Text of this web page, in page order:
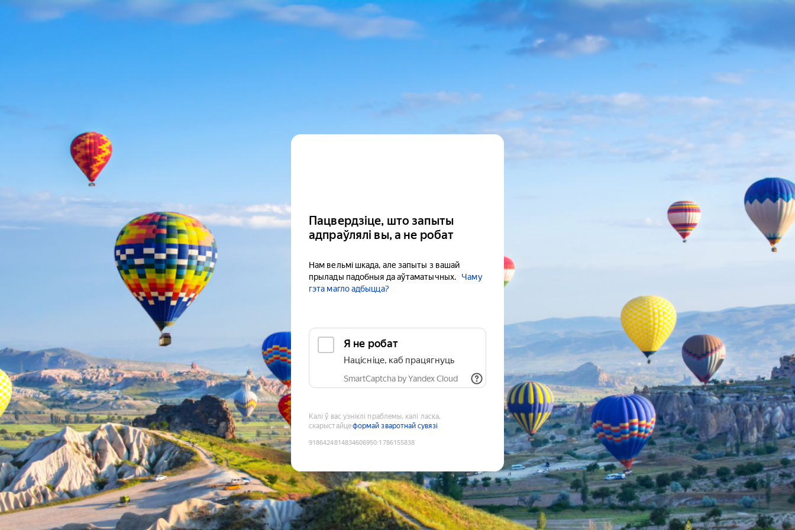
Пацвердзіце, што запыты
адпраўлялі вы, а не робат
Нам вельмі шкада, але запыты з вашай
прылады падобныя да аўтаматычных.
Чаму
гэта магло адбыцца?
Я не робат
Націсніце, каб працягнуць
SmartCaptcha by Yandex Cloud
Калі ў вас узніклі праблемы, калі ласка,
скарыстайцеформай зваротнай сувязі
9186424814834606950:1786155838